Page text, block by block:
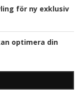
för ny exklusiv
optimera din